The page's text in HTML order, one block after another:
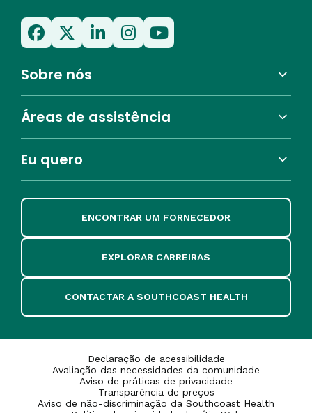
Sobre nós
Áreas de assistência
Eu quero
ENCONTRAR UM FORNECEDOR
EXPLORAR CARREIRAS
CONTACTAR A SOUTHCOAST HEALTH
Declaração de acessibilidade
Avaliação das necessidades da comunidade
Aviso de práticas de privacidade
Transparência de preços
Aviso de não-discriminação da Southcoast Health